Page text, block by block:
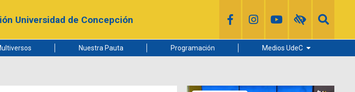
Universidad de Concepción
Nuestra Pauta Programación Medios UdeC
Radio UdeC